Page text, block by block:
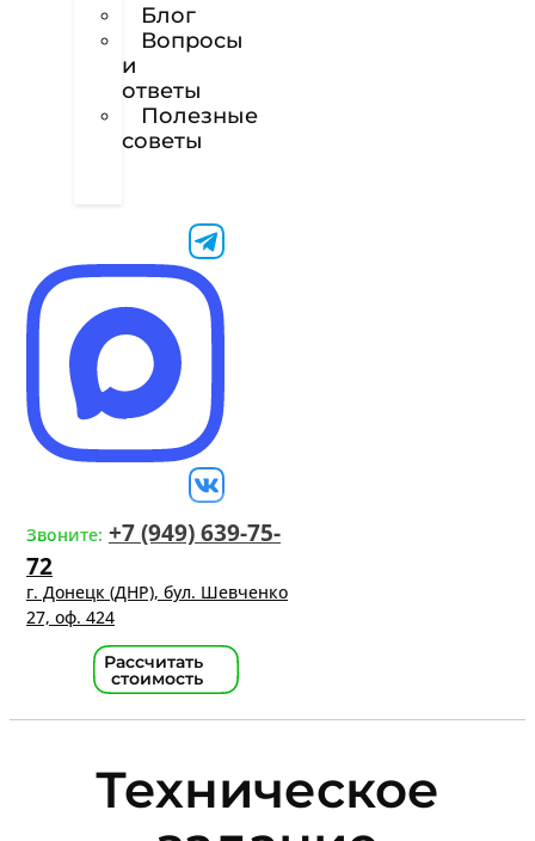
Блог
Вопросы
и
ответы
Полезные
советы
Звоните: +7 (949) 639-75-
72
г. Донецк (ДНР), бул. Шевченко
27, оф. 424
Рассчитать
стоимость
Техническое